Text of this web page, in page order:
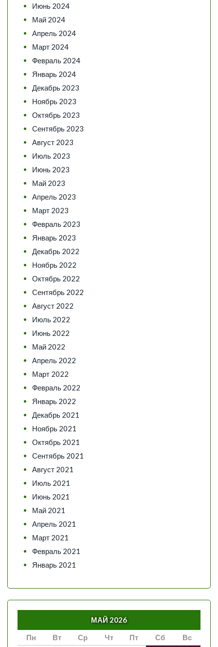
Июнь 2024
Май 2024
Апрель 2024
Март 2024
Февраль 2024
Январь 2024
Декабрь 2023
Ноябрь 2023
Октябрь 2023
Сентябрь 2023
Август 2023
Июль 2023
Июнь 2023
Май 2023
Апрель 2023
Март 2023
Февраль 2023
Январь 2023
Декабрь 2022
Ноябрь 2022
Октябрь 2022
Сентябрь 2022
Август 2022
Июль 2022
Июнь 2022
Май 2022
Апрель 2022
Март 2022
Февраль 2022
Январь 2022
Декабрь 2021
Ноябрь 2021
Октябрь 2021
Сентябрь 2021
Август 2021
Июль 2021
Июнь 2021
Май 2021
Апрель 2021
Март 2021
Февраль 2021
Январь 2021
МАЙ 2026
Пн
Вт Ср Чт Пт Сб Вс